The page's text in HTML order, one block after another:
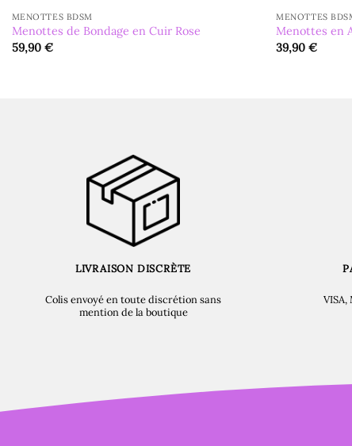
MENOTTES BDSM
Menottes de Bondage en Cuir Rose
59,90 €
MENOTTES
Menottes en
39,90€
LIVRAISON DISCRÈTE
Colis envoyé en toute discrétion sans
mention de la boutique